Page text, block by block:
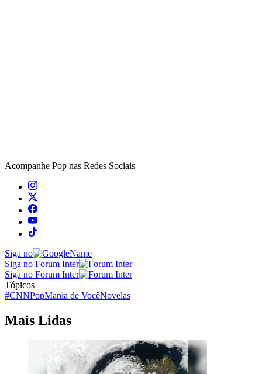
Acompanhe Pop nas Redes Sociais
Siga no
Siga no Forum Inter
Siga no Forum Inter
Tópicos
#CNNPopMania de VocêNovelas
Mais Lidas